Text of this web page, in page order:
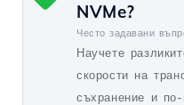
NVMe?
Често задавани
Научете
скорости на
съхранение и по-